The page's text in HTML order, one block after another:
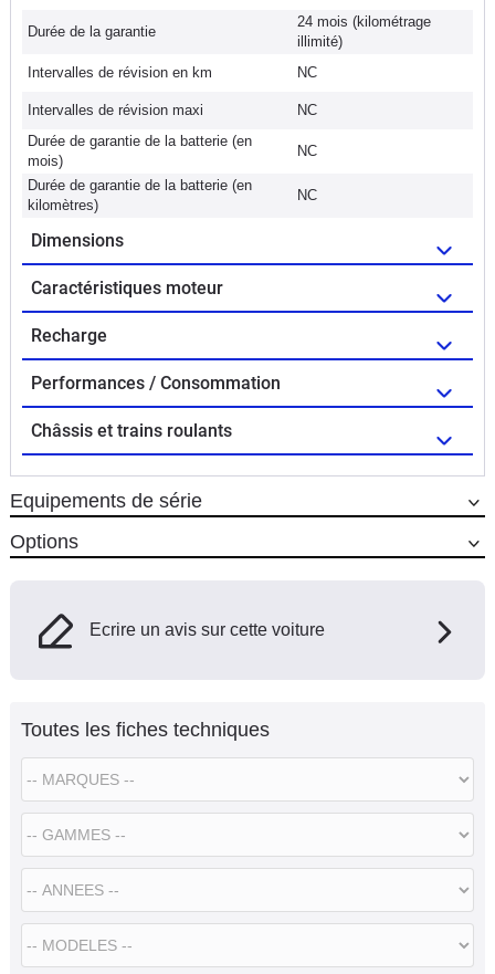
Durée de la garantie
24 mois (kilométrage
illimité)
Intervalles de révision en km
NC
Intervalles de révision maxi
NC
Durée de garantie de la batterie (en
mois)
NC
Durée de garantie de la batterie (en
kilomètres)
NC
Dimensions
Caractéristiques moteur
Recharge
Performances / Consommation
Châssis et trains roulants
Equipements de série
Options
Ecrire un avis sur cette voiture
Toutes les fiches techniques